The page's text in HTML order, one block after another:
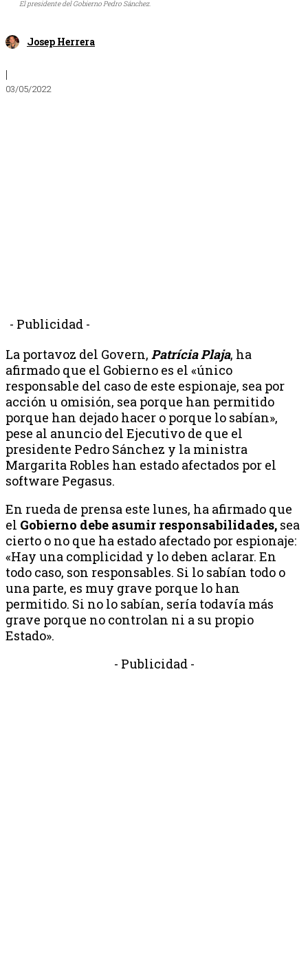
El presidente del Gobierno Pedro Sánchez.
Josep Herrera
|
03/05/2022
- Publicidad -
La portavoz del Govern, Patrícia Plaja, ha
afirmado que el Gobierno es el «único
responsable del caso de este espionaje, sea por
acción u omisión, sea porque han permitido
porque han dejado hacer o porque lo sabían»,
pese al anuncio del Ejecutivo de que el
presidente Pedro Sánchez y la ministra
Margarita Robles han estado afectados por el
software Pegasus.
En rueda de prensa este lunes, ha afirmado que
el Gobierno debe asumir responsabilidades, sea
cierto o no que ha estado afectado por espionaje:
«Hay una complicidad y lo deben aclarar. En
todo caso, son responsables. Si lo sabían todo o
una parte, es muy grave porque lo han
permitido. Si no lo sabían, sería todavía más
grave porque no controlan ni a su propio
Estado».
- Publicidad -